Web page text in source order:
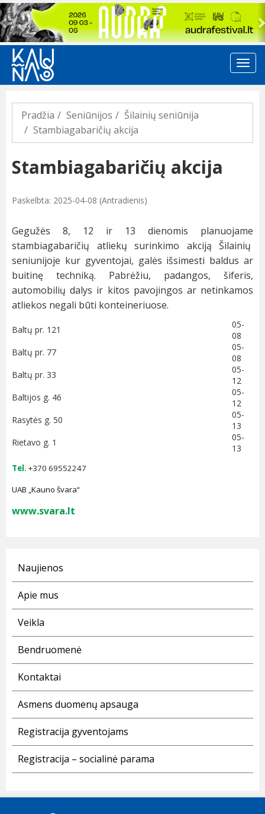
Previous
Pradžia Seniūnijos
Šilainių seniūnija
Stambiagabaričių akcija
Stambiagabaričių akcija
Paskelbta: 2025-04-08 (Antradienis)
Gegužės 8, 12 ir 13 dienomis planuojame
stambiagabaričių atliekų surinkimo akciją Šilainių
seniunijoje kur gyventojai, galės išsimesti baldus ar
buitinę techniką. Pabrėžiu, padangos, šiferis,
automobilių dalys ir kitos pavojingos ar netinkamos
atliekos negali būti konteineriuose.
Baltų pr. 121
05-
08
Baltų pr. 77
05-
08
Baltų pr. 33
05-
12
Baltijos g. 46
05-
12
Rasytės g. 50
05-
13
Rietavo g. 1
05-
13
Tel. +370 69552247
UAB „Kauno švara“
www.svara.lt
Naujienos
Apie mus
Veikla
Bendruomenė
Kontaktai
Asmens duomenų apsauga
Registracija gyventojams
Registracija – socialinė parama